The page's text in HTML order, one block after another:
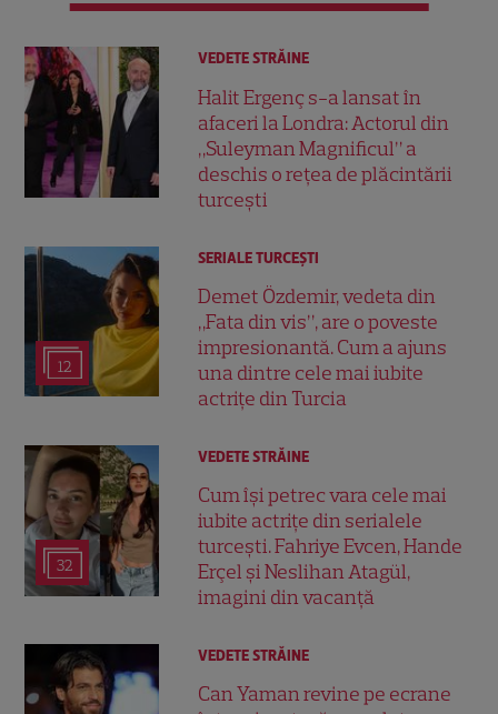
VEDETE STRĂINE
Halit Ergenç s-a lansat în
afaceri la Londra: Actorul din
„Suleyman Magnificul” a
deschis o rețea de plăcintării
turcești
12
SERIALE TURCEŞTI
Demet Özdemir, vedeta din
„Fata din vis”, are o poveste
impresionantă. Cum a ajuns
una dintre cele mai iubite
actrițe din Turcia
32
VEDETE STRĂINE
Cum își petrec vara cele mai
iubite actrițe din serialele
turcești. Fahriye Evcen, Hande
Erçel și Neslihan Atagül,
imagini din vacanță
VEDETE STRĂINE
Can Yaman revine pe ecrane